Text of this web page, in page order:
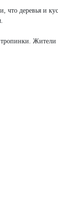
что деревья и
Жители